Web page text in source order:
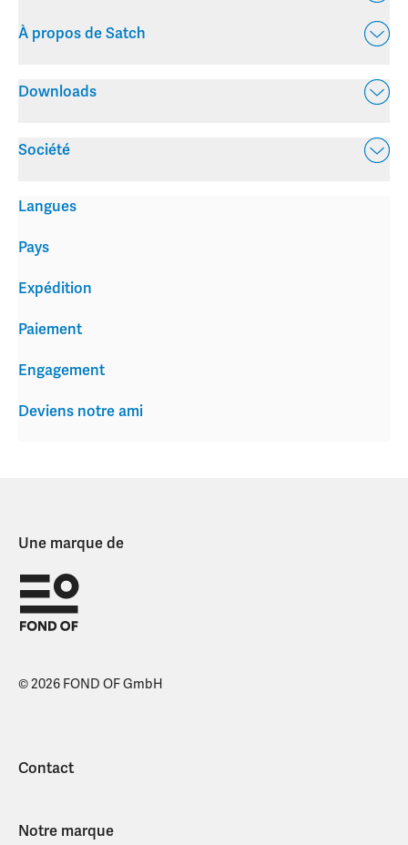
À propos de Satch
Downloads
Société
Expédition
Paiement
Engagement
Deviens notre ami
Langues
Pays
Une marque de
© 2026 FOND OF GmbH
Contact
Notre marque